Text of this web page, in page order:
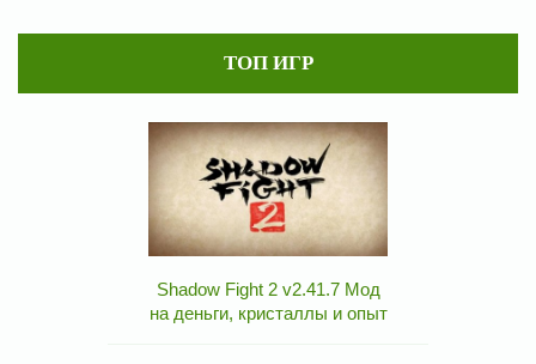
ТОП ИГР
Shadow Fight 2 v2.41.7 Мод
на деньги, кристаллы и опыт